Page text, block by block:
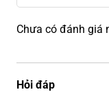
Chưa có đánh giá
Hỏi đáp